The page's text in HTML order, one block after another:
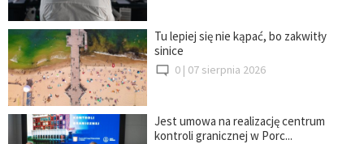
Tu lepiej się nie kąpać, bo zakwitły
sinice
0 | 07 sierpnia 2026
Jest umowa na realizację centrum
kontroli granicznej w Porc...